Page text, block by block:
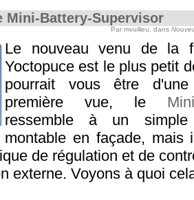
Mini-Battery-Supervisor
Par mvuilleu, dans
Le nouveau venu de la
Yoctopuce est le plus petit
pourrait vous être
première vue, le
ressemble à un simple
montable en façade, mais
de régulation et de
externe. Voyons à quoi